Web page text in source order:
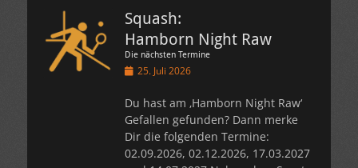
Squash:
Hamborn Night Raw
Die nächsten Termine
Veröffentlicht
25. Juli 2026
Du hast am ‚Hamborn Night Raw‘
Gefallen gefunden? Dann merke
Dir die folgenden Termine:
02.09.2026, 02.12.2026, 17.03.2027